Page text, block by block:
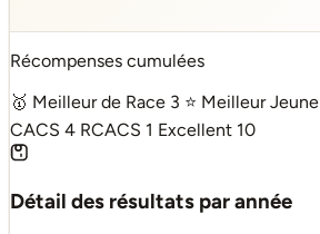
Récompenses cumulées
🥇 Meilleur de Race 3 ⭐ Meilleur Jeune
CACS 4 RCACS 1 Excellent 10
Détail des résultats par année